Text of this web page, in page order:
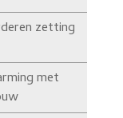
zetting
met